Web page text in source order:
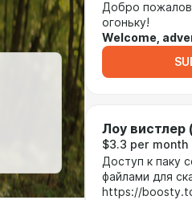
Добро
огоньку!
Welcome,
Лоу вистлер
$3.3 per month
Доступ к паку
файлами для
https://